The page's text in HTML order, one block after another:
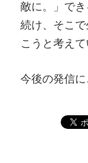
敵に。」で
続け、そこ
こうと考えて
今後の発信に